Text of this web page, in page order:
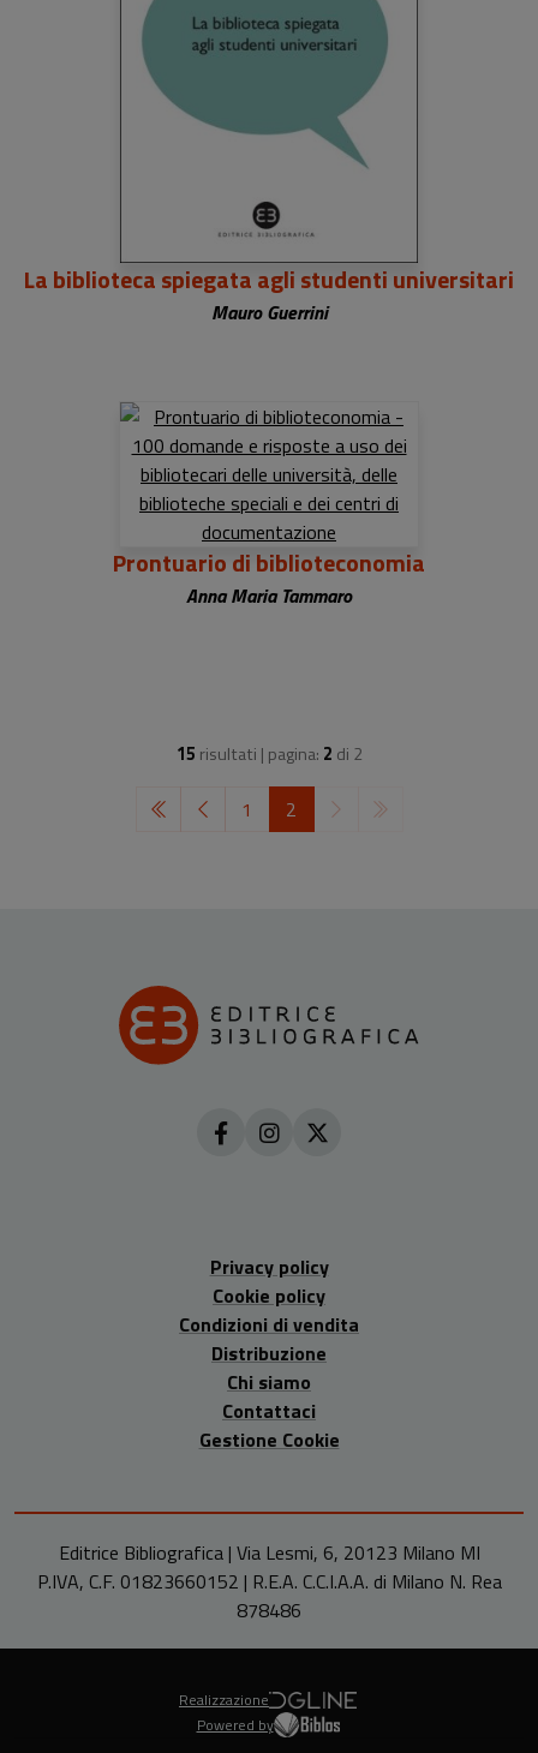
La biblioteca spiegata agli studenti universitari
Mauro Guerrini
Prontuario di biblioteconomia
Anna Maria Tammaro
15 risultati | pagina: 2 di 2
1 2
Privacy policy
Cookie policy
Condizioni di vendita
Distribuzione
Chi siamo
Contattaci
Gestione Cookie
Editrice Bibliografica | Via Lesmi, 6, 20123 Milano MI
P.IVA, C.F. 01823660152 | R.E.A. C.C.I.A.A. di Milano N. Rea
878486
Realizzazione
Powered by